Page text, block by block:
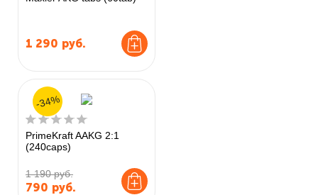
1 290 руб.
PrimeKraft AAKG 2:1
(240caps)
1 190 руб.
790 руб.
-34%